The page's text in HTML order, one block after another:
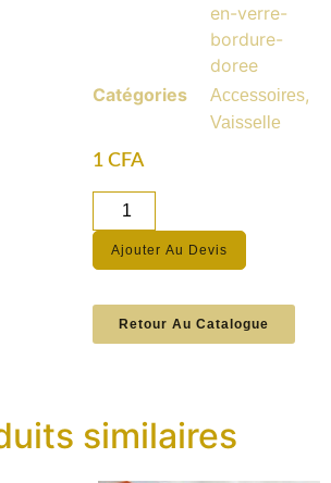
en-verre-
bordure-
doree
Catégories
Accessoires,
Vaisselle
1CFA
Ajouter Au Devis
Retour Au Catalogue
similaires